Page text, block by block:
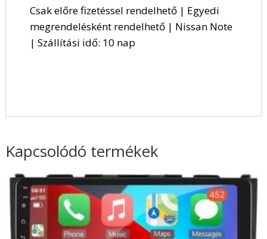
Csak előre fizetéssel rendelhető | Egyedi
megrendelésként rendelhető | Nissan Note
| Szállítási idő: 10 nap
Kapcsolódó termékek